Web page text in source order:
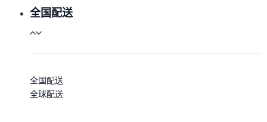
全国配送
全国配送
全球配送